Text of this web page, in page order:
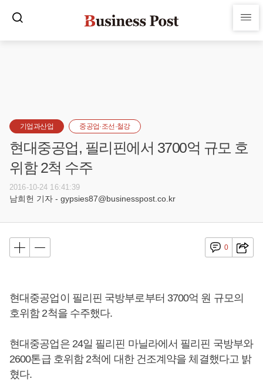
기업과산업 중공업·조선·철강
현대중공업, 필리핀에서 3700억 규모 호
위함 2척 수주
2016-10-24 16:41:39
남희헌 기자 - gypsies87@businesspost.co.kr
0
현대중공업이 필리핀 국방부로부터 3700억 원 규모의
호위함 2척을 수주했다.
현대중공업은 24일 필리핀 마닐라에서 필리핀 국방부와
2600톤급 호위함 2척에 대한 건조계약을 체결했다고 밝
혔다.